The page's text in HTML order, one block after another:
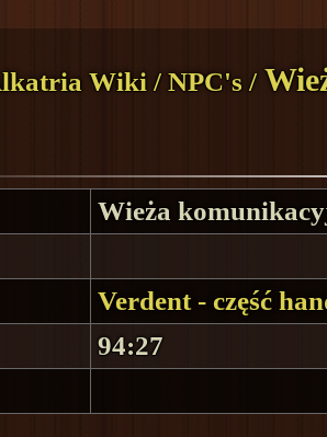
Wiki /NPC's/
Wieża
Verdent - część
94:27